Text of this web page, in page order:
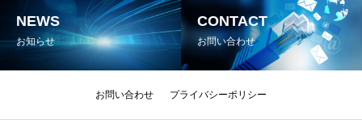
NEWS
お知らせ
CONTACT
お問い合わせ
お問い合わせ プライバシーポリシー